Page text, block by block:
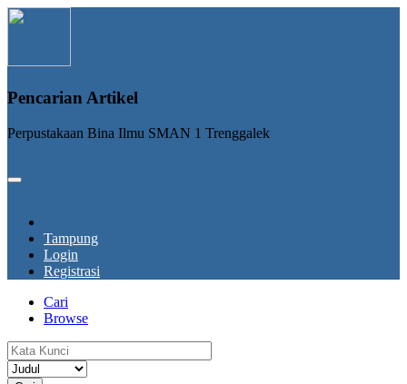
Pencarian Artikel
Perpustakaan Bina Ilmu SMAN 1 Trenggalek
Tampung
Login
Registrasi
Cari
Browse